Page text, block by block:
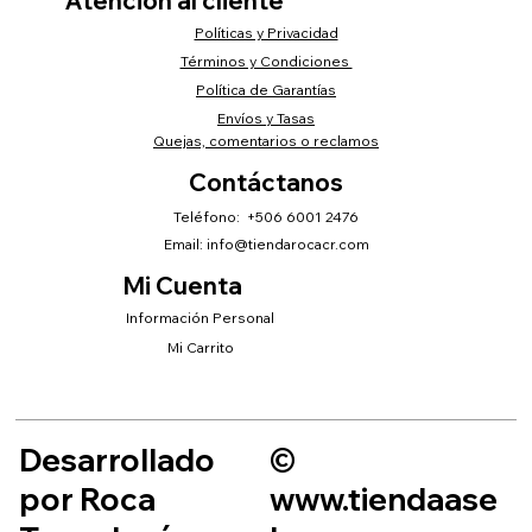
Políticas y Privacidad
Términos y Condiciones
Envíos y Tasas
Política de Garantías
Quejas, comentarios o reclamos
Mi Cuenta
Información Personal
Mi Carrito
Contáctanos
Teléfono: +506 6001 2476
Email: info@tiendarocacr.com
Desarrollado
por Roca
©
www.tiendaase